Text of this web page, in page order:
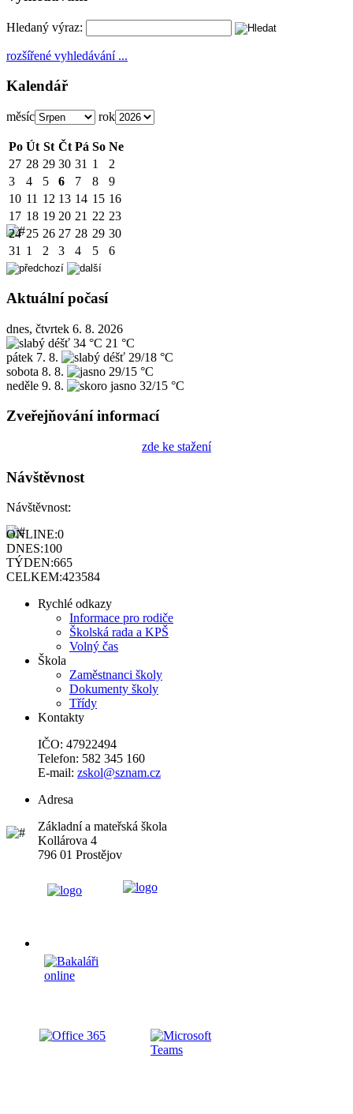
Hledaný výraz:
rozšířené vyhledávání ...
Kalendář
měsíc rok
Po Út St Čt Pá So Ne
27 28 29 30 31 1
2
3
4 5 6 7 8
9
10 11 12 13 14 15 16
17 18 19 20 21 22 23
24 25 26 27 28 29 30
31 1 2 3 4 5 6
Aktuální počasí
dnes, čtvrtek 6. 8. 2026
34 °C 21 °C
pátek 7. 8.
29/18 °C
sobota 8. 8.
29/15 °C
neděle 9. 8. 32/15 °C
Zveřejňování informací
zde ke stažení
Návštěvnost
Návštěvnost:
ONLINE:0
DNES:100
TÝDEN:665
CELKEM:423584
Rychlé odkazy
Informace pro rodiče
Školská rada a KPŠ
Volný čas
Škola
Zaměstnanci školy
Dokumenty školy
Třídy
Kontakty
IČO: 47922494
Telefon: 582 345 160
E-mail: zskol@sznam.cz
Adresa
Základní a mateřská škola
Kollárova 4
796 01 Prostějov